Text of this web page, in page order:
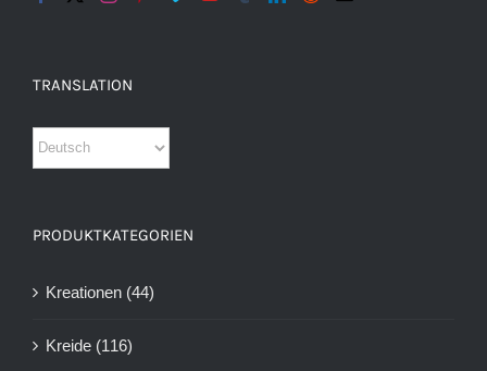
TRANSLATION
PRODUKTKATEGORIEN
Kreationen (44)
Kreide (116)